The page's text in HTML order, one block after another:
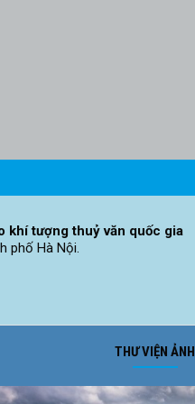
khí tượng thuỷ văn quốc gia
phố Hà Nội.
THƯ VIỆN ẢNH